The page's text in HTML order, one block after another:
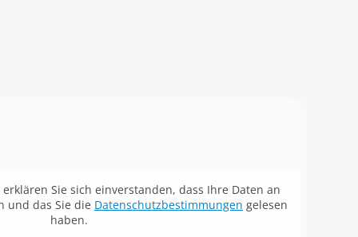
Sie sich einverstanden, dass Ihre Daten an
und das Sie die Datenschutzbestimmungen gelesen
haben.